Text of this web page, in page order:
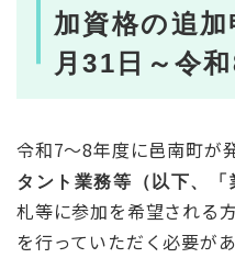
加資格の追
月31日～令
令和7～8年度に邑南町が
タント業務等（以下、「
札等に参加を希望される
を行っていただく必要があ